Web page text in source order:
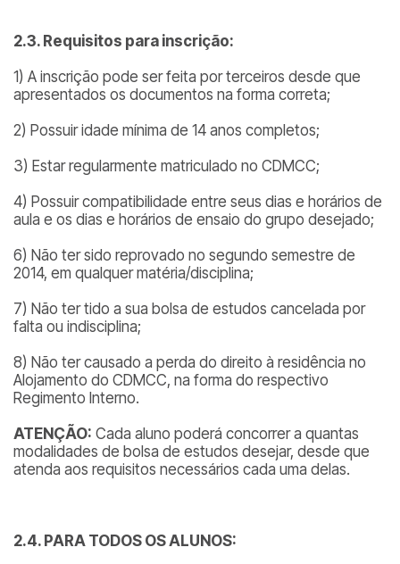
2.3. Requisitos para inscrição:
1) A inscrição pode ser feita por terceiros desde que
apresentados os documentos na forma correta;
2) Possuir idade mínima de 14 anos completos;
3) Estar regularmente matriculado no CDMCC;
4) Possuir compatibilidade entre seus dias e horários de
aula e os dias e horários de ensaio do grupo desejado;
6) Não ter sido reprovado no segundo semestre de
2014, em qualquer matéria/disciplina;
7) Não ter tido a sua bolsa de estudos cancelada por
falta ou indisciplina;
8) Não ter causado a perda do direito à residência no
Alojamento do CDMCC, na forma do respectivo
Regimento Interno.
ATENÇÃO: Cada aluno poderá concorrer a quantas
modalidades de bolsa de estudos desejar, desde que
atenda aos requisitos necessários cada uma delas.
2.4. PARA TODOS OS ALUNOS: